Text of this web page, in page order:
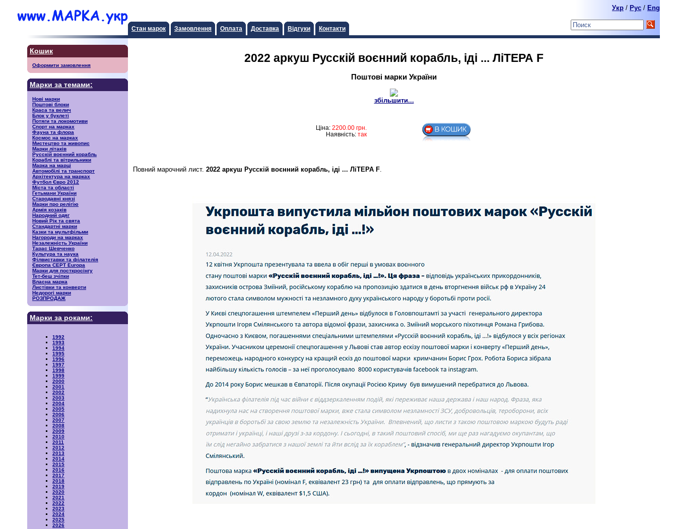
Стан марок Замовлення Оплата Доставка Відгуки Контакти
Укр / Pyc / Eng
Кошик
Оформити замовлення
Марки за темами:
Нові марки
Поштові блоки
Краса та велич
Блок у буклеті
Потяги та локомотиви
Спорт на марках
Фауна та флора
Космос на марках
Мистецтво та живопис
Марки літаків
Русскiй воєнний корабль
Кораблі та вітрильники
Марка на марці
Автомобілі та транспорт
Архітектура на марках
Футбол Євро 2012
Міста та області
Гетьмани України
Стародавні князі
Марки про релігію
Армія козаків
Народний одяг
Новий Рік та свята
Стандартні марки
Казки та мультфільми
Нагороди на марках
Незалежність України
Тарас Шевченко
Культура та наука
Філвиставки та філателія
Європа CEPT Europa
Марки для посткросінгу
Тет-беш зчіпки
Власна марка
Листівки та конверти
Недорогі марки
РОЗПРОДАЖ
Марки за роками:
1992
1993
1994
1995
1996
1997
1998
1999
2000
2001
2002
2003
2004
2005
2006
2007
2008
2009
2010
2011
2012
2013
2014
2015
2016
2017
2018
2019
2020
2021
2022
2023
2024
2025
2026
2022 аркуш Русскiй воєнний корабль, iдi ... ЛiТЕРА F
Поштові марки України
збільшити...
Ціна: 2200.00 грн.
Наявність: так
Повний марочний лист. 2022 аркуш Русскiй воєнний корабль, iдi ... ЛiТЕРА F.